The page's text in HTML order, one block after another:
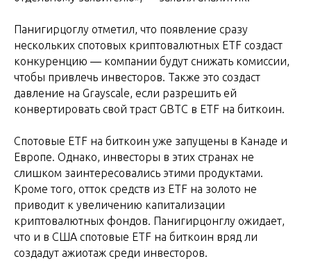
Панигирцоглу отметил, что появление сразу
нескольких спотовых криптовалютных ETF создаст
конкуренцию ― компании будут снижать комиссии,
чтобы привлечь инвесторов. Также это создаст
давление на Grayscale, если разрешить ей
конвертировать свой траст GBTC в ETF на биткоин.
Спотовые ETF на биткоин уже запущены в Канаде и
Европе. Однако, инвесторы в этих странах не
слишком заинтересовались этими продуктами.
Кроме того, отток средств из ETF на золото не
приводит к увеличению капитализации
криптовалютных фондов. Панигирцонглу ожидает,
что и в США спотовые ETF на биткоин вряд ли
создадут ажиотаж среди инвесторов.